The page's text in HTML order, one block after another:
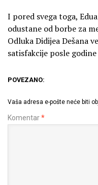
I pored svega toga,
odustane od borbe za
Odluka Didijea Dešana
satisfakcije posle
POVEZANO:
Vaša adresa e-pošte neće biti
Komentar*